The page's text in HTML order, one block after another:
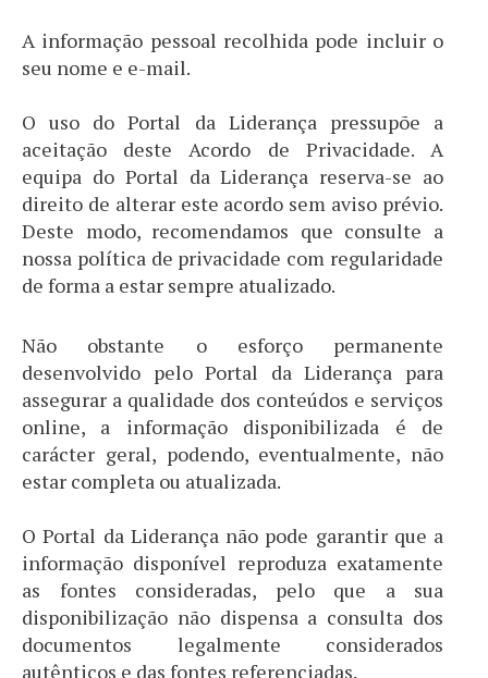
A informação pessoal recolhida pode incluir o
seu nome e e-mail.
O uso do Portal da Liderança pressupõe a
aceitação deste Acordo de Privacidade. A
equipa do Portal da Liderança reserva-se ao
direito de alterar este acordo sem aviso prévio.
Deste modo, recomendamos que consulte a
nossa política de privacidade com regularidade
de forma a estar sempre atualizado.
Não obstante o esforço permanente
desenvolvido pelo Portal da Liderança para
assegurar a qualidade dos conteúdos e serviços
online, a informação disponibilizada é de
carácter geral, podendo, eventualmente, não
estar completa ou atualizada.
O Portal da Liderança não pode garantir que a
informação disponível reproduza exatamente
as fontes consideradas, pelo que a sua
disponibilização não dispensa a consulta dos
documentos legalmente considerados
autênticos e das fontes referenciadas.